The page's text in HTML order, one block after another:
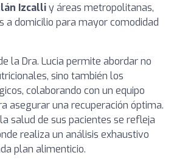
Izcalliy áreas metropolitanas,
a domicilio para mayor comodidad
la Dra. Lucia permite abordar no
sino también los
colaborando con un equipo
asegurar una recuperación óptima.
salud de sus pacientes se refleja
realiza un análisis exhaustivo
plan alimenticio.